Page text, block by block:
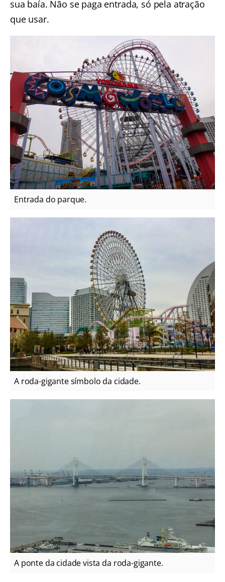
sua baía. Não se paga entrada, só pela atração
que usar.
Entrada do parque.
A roda-gigante símbolo da cidade.
A ponte da cidade vista da roda-gigante.